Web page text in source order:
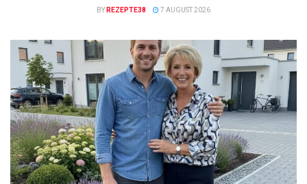
BY REZEPTE38 7 AUGUST 2026